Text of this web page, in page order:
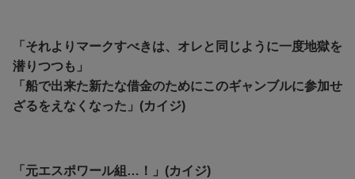
「それよりマークすべきは、オレと同じように一度地獄を
潜りつつも」
「船で出来た新たな借金のためにこのギャンブルに参加せ
ざるをえなくなった」(カイジ)
「元エスポワール組…！」(カイジ)